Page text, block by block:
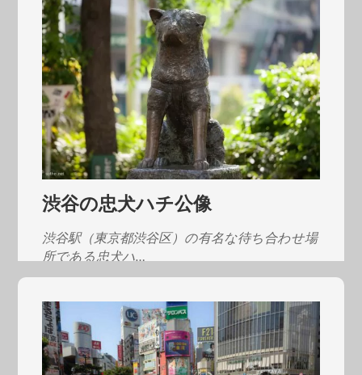
渋谷の忠犬ハチ公像
渋谷駅（東京都渋谷区）の有名な待ち合わせ場
所である忠犬ハ…